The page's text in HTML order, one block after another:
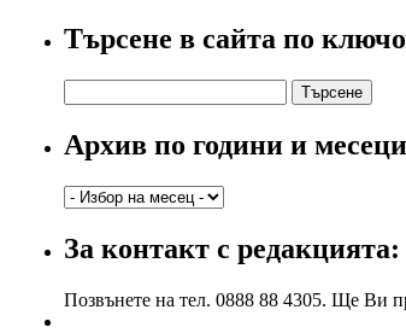
Търсене в сайта по
за:
Архив по години и месеци
Архив
години
и
За контакт с редакцията:
Позвънете на тел. 0888 88 4305. Ще Ви